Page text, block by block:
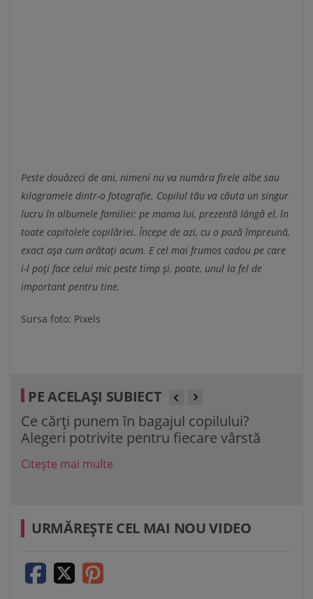
Peste douăzeci de ani, nimeni nu va număra firele albe sau
kilogramele dintr-o fotografie. Copilul tău va căuta un singur
lucru în albumele familiei: pe mama lui, prezentă lângă el, în
toate capitolele copilăriei. Începe de azi, cu o poză împreună,
exact așa cum arătați acum. E cel mai frumos cadou pe care
i-l poți face celui mic peste timp și, poate, unul la fel de
important pentru tine.
Sursa foto: Pixels
PE ACELAȘI SUBIECT
Ce cărți punem în bagajul copilului?
Alegeri potrivite pentru fiecare vârstă
Citește mai multe
URMĂREŞTE CEL MAI NOU VIDEO